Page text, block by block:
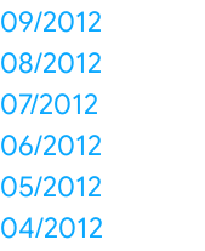
09/2012
08/2012
07/2012
06/2012
05/2012
04/2012